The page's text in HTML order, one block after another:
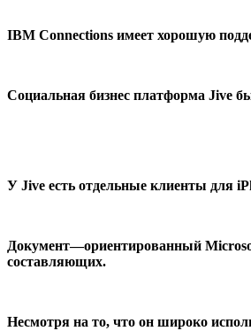
IBM Connections имеет хорошую
Социальная бизнес платформа Jive
У Jive есть отдельные клиенты для
Документ—ориентированный
составляющих.
Несмотря на то, что он широко